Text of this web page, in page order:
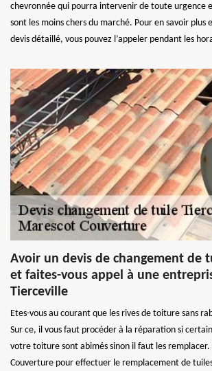
chevronnée qui pourra intervenir de toute urgence
sont les moins chers du marché. Pour en savoir plus
devis détaillé, vous pouvez l’appeler pendant les
Avoir un devis de changement de
et faites-vous appel à une
Tierceville
Etes-vous au courant que les rives de toiture sans
Sur ce, il vous faut procéder à la réparation si
votre toiture sont abimés sinon il faut les remplacer.
Couverture pour effectuer le remplacement de